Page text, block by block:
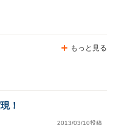
もっと見る
！
2013/03/10投稿